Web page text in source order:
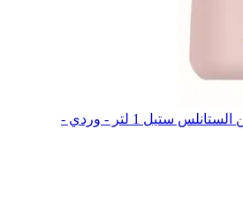
شاها حافظة مشروبات من الستانلس ستيل 1 لتر - وردي -